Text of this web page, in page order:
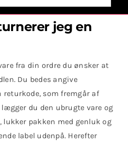
jeg en
fra din ordre du ønsker at
Du bedes angive
returkode, som fremgår af
du den ubrugte vare og
lukker pakken med genluk og
label udenpå. Herefter